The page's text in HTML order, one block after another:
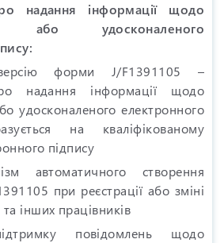
надання інформації щодо
або удосконаленого
форми J/F1391105 –
надання інформації щодо
удосконаленого електронного
на кваліфікованому
підпису
автоматичного створення
при реєстрації або зміні
інших працівників
повідомлень щодо